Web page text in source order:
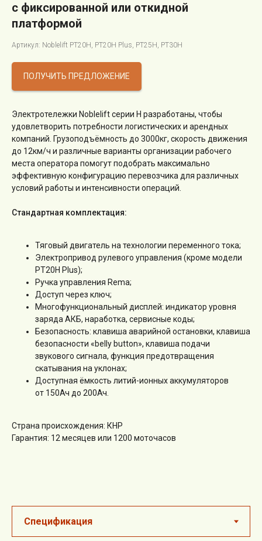
с фиксированной или откидной
платформой
Артикул: Noblelift PT20H, PT20H Plus, PT25H, PT30H
ПОЛУЧИТЬ ПРЕДЛОЖЕНИЕ
Электротележки Noblelift серии H разработаны, чтобы
удовлетворить потребности логистических и арендных
компаний. Грузоподъёмность до 3000кг, скорость движения
до 12км/ч и различные варианты организации рабочего
места оператора помогут подобрать максимально
эффективную конфигурацию перевозчика для различных
условий работы и интенсивности операций.
Стандартная комплектация:
Тяговый двигатель на технологии переменного тока;
Электропривод рулевого управления (кроме модели
PT20H Plus);
Ручка управления Rema;
Доступ через ключ;
Многофункциональный дисплей: индикатор уровня
заряда АКБ, наработка, сервисные коды;
Безопасность: клавиша аварийной остановки, клавиша
безопасности «belly button», клавиша подачи
звукового сигнала, функция предотвращения
скатывания на уклонах;
Доступная ёмкость литий-ионных аккумуляторов
от 150Ач до 200Ач.
Страна происхождения: КНР
Гарантия: 12 месяцев или 1200 моточасов